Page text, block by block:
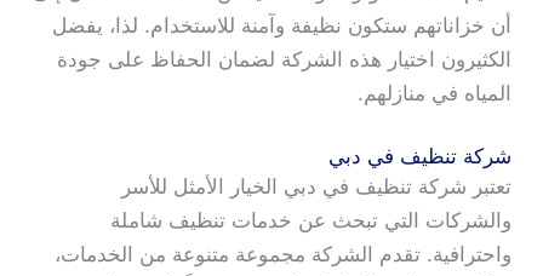
أن خزاناتهم ستكون نظيفة وآمنة للاستخدام. لذا، يفضل
الكثيرون اختيار هذه الشركة لضمان الحفاظ على جودة
المياه في منازلهم.
شركة تنظيف في دبي
تعتبر شركة تنظيف في دبي الخيار الأمثل للأسر
والشركات التي تبحث عن خدمات تنظيف شاملة
واحترافية. تقدم الشركة مجموعة متنوعة من الخدمات،